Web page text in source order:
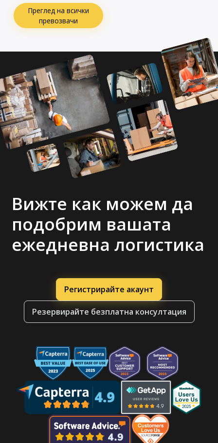
Преглед на всички
превозвачи
Вижте как можем да
подобрим вашата
ежедневна логистика
Регистрирайте акаунт
Резервирайте безплатна консултация